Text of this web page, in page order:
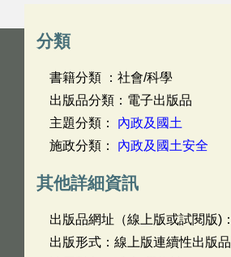
分類
書籍分類 ：社會/科學
出版品分類：電子出版品
主題分類： 內政及國土
施政分類： 內政及國土安全
其他詳細資訊
出版品網址（線上版或試閱版)：
出版形式：線上版連續性出版品